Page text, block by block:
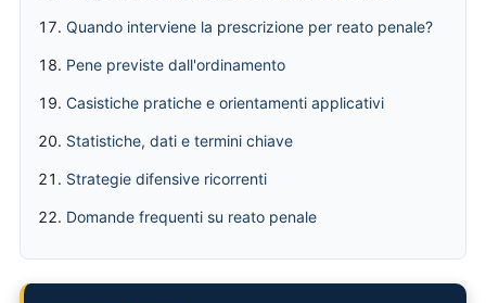
Quando interviene la prescrizione per reato penale?
Pene previste dall'ordinamento
Casistiche pratiche e orientamenti applicativi
Statistiche, dati e termini chiave
Strategie difensive ricorrenti
Domande frequenti su reato penale